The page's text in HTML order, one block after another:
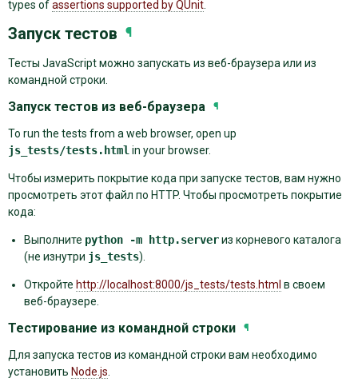
types ofassertions supported by QUnit
Запуск тестов ¶
Тесты JavaScript можно запускать из веб-браузера или из
командной строки.
Запуск тестов из веб-браузера ¶
To run the tests from a web browser, open up
js_tests/tests.html in your browser.
Чтобы измерить покрытие кода при запуске тестов, вам нужно
просмотреть этот файл по HTTP. Чтобы просмотреть покрытие
кода:
Выполните python -m http.serverиз корневого каталога
(не изнутри js_tests).
Откройте http://localhost:8000/js_tests/tests.html в своем
веб-браузере.
Тестирование из командной строки ¶
Для запуска тестов из командной строки вам необходимо
установить Node.js